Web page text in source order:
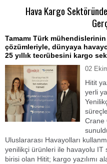
Hava Kargo
Tamamı Türk
çözümleriyle, dünyaya
25 yıllık tecrübesini kargo
02
Hitit
yerli
Crane
Uluslararası Havayolları
yenilikçi ürünleri ile havayolu
birisi olan Hitit; kargo yazılımı